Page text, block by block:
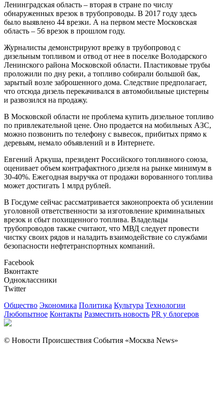
Ленинградская область – вторая в стране по числу
обнаруженных врезок в трубопроводы. В 2017 году здесь
было выявлено 44 врезки. А на первом месте Московская
область – 56 врезок в прошлом году.
Журналисты демонстрируют врезку в трубопровод с
дизельным топливом и отвод от нее в поселке Володарского
Ленинского района Московской области. Пластиковые трубы
проложили по дну реки, а топливо собирали большой бак,
зарытый возле заброшенного дома. Следствие предполагает,
что отсюда дизель перекачивался в автомобильные цистерны
и развозился на продажу.
В Московской области не проблема купить дизельное топливо
по привлекательной цене. Оно продается на мобильных АЗС,
можно позвонить по телефону с вывесок, прибитых прямо к
деревьям, немало объявлений и в Интернете.
Евгений Аркуша, президент Российского топливного союза,
оценивает объем контрафактного дизеля на рынке минимум в
30-40%. Ежегодная выручка от продажи ворованного топлива
может достигать 1 млрд рублей.
В Госдуме сейчас рассматривается законопроекта об усилении
уголовной ответственности за изготовление криминальных
врезок и сбыт похищенного топлива. Владельцы
трубопроводов также считают, что МВД следует провести
чистку своих рядов и наладить взаимодействие со службами
безопасности нефтетранспортных компаний.
Facebook
Вконтакте
Одноклассники
Twitter
Общество Экономика Политика Культура Технологии
Любопытное Контакты Разместить новость PR у блогеров
© Новости Происшествия События «Москва News»